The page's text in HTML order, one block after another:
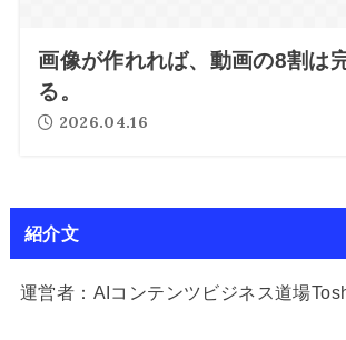
画像が作れれば、動画の8割は
る。
2026.04.16
紹介文
運営者：AIコンテンツビジネス道場